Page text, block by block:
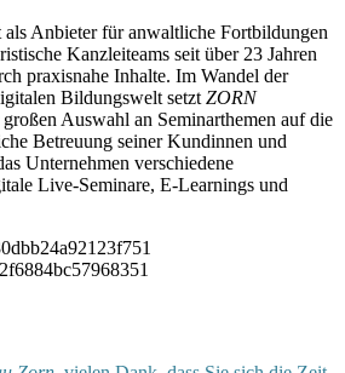
als Anbieter für anwaltliche Fortbildungen
Kanzleiteams seit über 23 Jahren
praxisnahe Inhalte. Im Wandel der
Bildungswelt setzt ZORN
großen Auswahl an Seminarthemen auf die
Betreuung seiner Kundinnen und
Unternehmen verschiedene
Live-Seminare, E-Learnings und